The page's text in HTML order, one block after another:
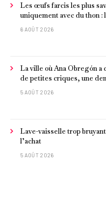
Les œufs farcis les plus
uniquement avec du thon :
pour les rendre beaucoup
6 AOÛT 2026
La ville où Ana Obregón a
de petites criques, une
mer et les meilleurs fruits
5 AOÛT 2026
Lave-vaisselle trop
l’achat
5 AOÛT 2026